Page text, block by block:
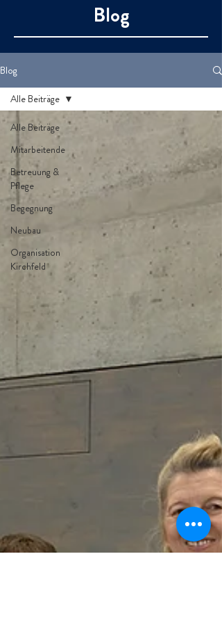
Blog
Blog
Alle Beiträge
Mitarbeitende
Betreuung &
Pflege
Begegnung
Neubau
Organisation
Kirchfeld
Alle Beiträge